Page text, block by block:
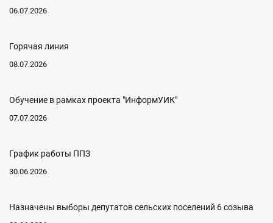
06.07.2026
Горячая линия
08.07.2026
Обучение в рамках проекта "ИнформУИК"
07.07.2026
График работы ППЗ
30.06.2026
Назначены выборы депутатов сельских поселений 6 созыва